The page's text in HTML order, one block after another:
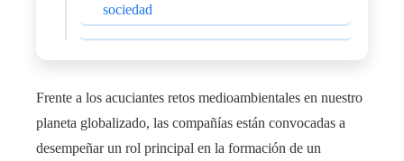
sociedad
Frente a los acuciantes retos medioambientales en nuestro
planeta globalizado, las compañías están convocadas a
desempeñar un rol principal en la formación de un